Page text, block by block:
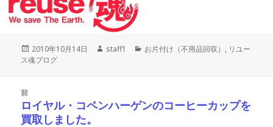
投
稿
2010年10月14日
作
staff1
カ
お片付け（不用品回収） , リユー
ス魂ブログ
前
前
の
ロイヤル・コペンハーゲンのコーヒーカップを
買取しました。